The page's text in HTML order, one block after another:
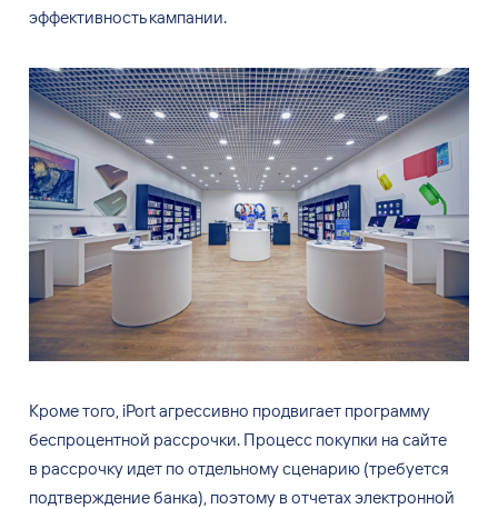
эффективность кампании.
Кроме того, iPort агрессивно продвигает программу
беспроцентной рассрочки. Процесс покупки на сайте
в рассрочку идет по отдельному сценарию (требуется
подтверждение банка), поэтому в отчетах электронной